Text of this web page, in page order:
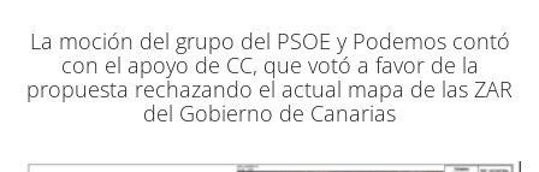
La moción del grupo del PSOE y Podemos contó
con el apoyo de CC, que votó a favor de la
propuesta rechazando el actual mapa de las ZAR
del Gobierno de Canarias